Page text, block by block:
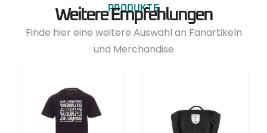
PRODUKTE
Weitere Empfehlungen
Finde hier eine weitere Auswahl an Fanartikeln
und Merchandise